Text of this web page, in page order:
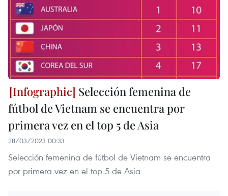
Selección femenina de
fútbol de Vietnam se encuentra por
primera vez en el top 5 de Asia
28/03/2023 00:33
Selección femenina de fútbol de Vietnam se encuentra
por primera vez en el top 5 de Asia